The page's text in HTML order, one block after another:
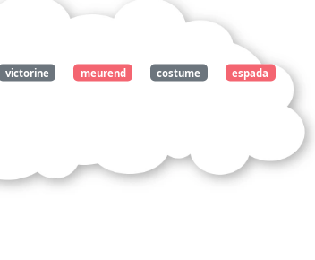
victorine meurend costume espada